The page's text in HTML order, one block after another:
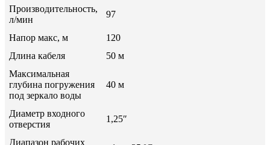
Производительность,
л/мин
97
Напор макс, м
120
Длина кабеля
50 м
Максимальная
глубина погружения
под зеркало воды
40 м
Диаметр входного
отверстия
1,25″
Диапазон рабочих